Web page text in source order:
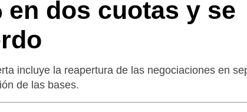
en dos cuotas y se
incluye la reapertura de las negociaciones en
de las bases.